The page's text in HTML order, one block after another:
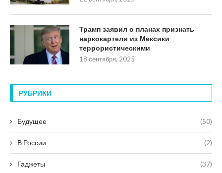
Трамп заявил о планах признать
наркокартели из Мексики
террористическими
18 сентября, 2025
РУБРИКИ
Будущее (50)
В России (2)
Гаджеты (37)